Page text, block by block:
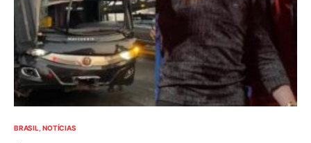
BRASIL NOTÍCIAS